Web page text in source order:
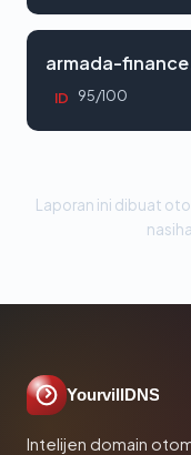
armada-
ID 95/100
Laporan ini dibuat
YourvillDNS
Intelijen domain